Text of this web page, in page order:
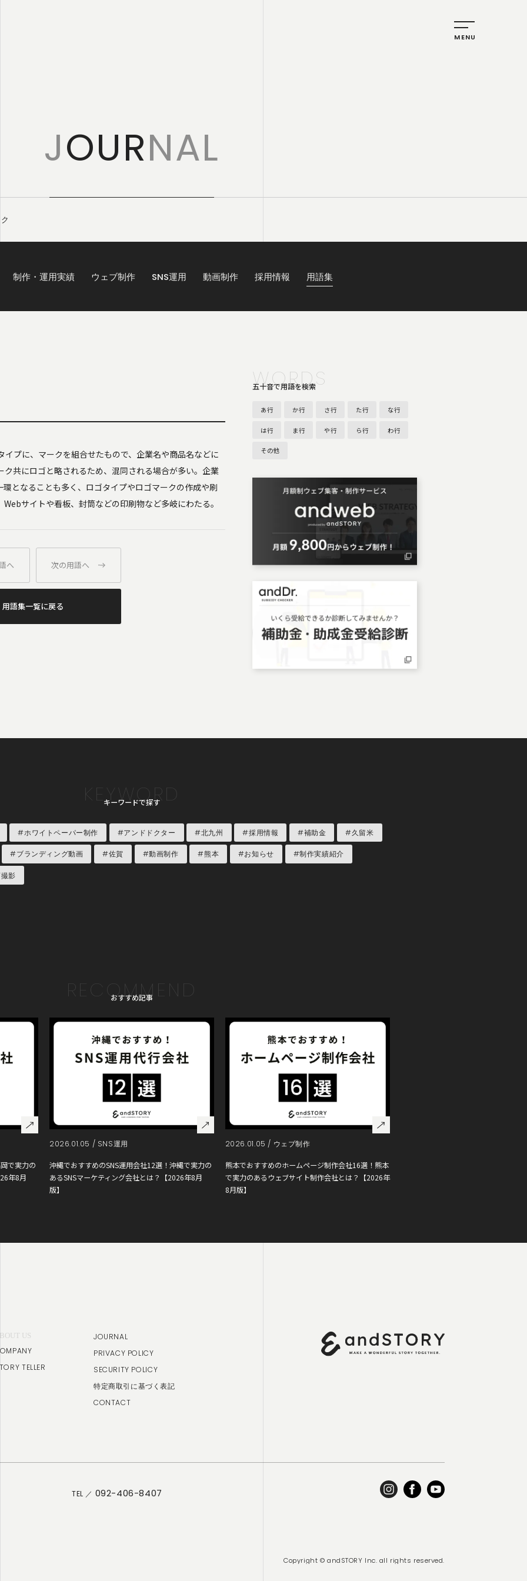
JOURNAL
制作・運用実績 ウェブ制作 SNS運用 動画制作 採用情報 用語集
プに、マークを組合せたもので、企業名や商品名などに
共にロゴと略されるため、混同される場合が多い。企業
となることも多く、ロゴタイプやロゴマークの作成や刷
サイトや看板、封筒などの印刷物など多岐にわたる。
へ 次の用語へ
用語集一覧に戻る
WORDS
五十音で用語を検索
あ行 か行 さ行 た行 な行
は行 ま行 や行 ら行 わ行
その他
KEYWORD
キーワードで探す
#ホワイトペーパー制作 #アンドドクター #北九州 #採用情報 #補助金 #久留米
#ブランディング動画 #佐賀 #動画制作 #熊本 #お知らせ #制作実績紹介
影
RECOMMEND
おすすめ記事
で実力の
年8月
2026.01.05 / SNS運用
沖縄でおすすめのSNS運用会社12選！沖縄で実力の
あるSNSマーケティング会社とは？【2026年8月
版】
2026.01.05 / ウェブ制作
熊本でおすすめのホームページ制作会社16選！熊本
で実力のあるウェブサイト制作会社とは？【2026年
8月版】
US
TELLER
JOURNAL
PRIVACY POLICY
SECURITY POLICY
特定商取引に基づく表記
CONTACT
TEL ／ 092-406-8407
Copyright © andSTORY Inc. all rights reserved.